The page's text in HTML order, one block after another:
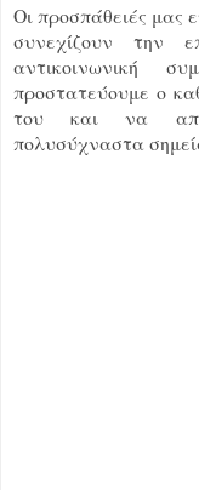
Οι προσπάθειές μας
συνεχίζουν την
αντικοινωνική
προστατεύουμε ο
του και να
πολυσύχναστα